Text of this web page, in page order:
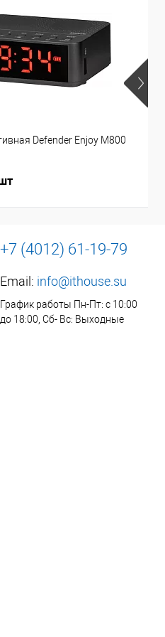
Defender Enjoy M800
+7 (4012) 61-19-79
Email: info@ithouse.su
График работы Пн-Пт: с 10:00
до 18:00, Сб- Вс: Выходные